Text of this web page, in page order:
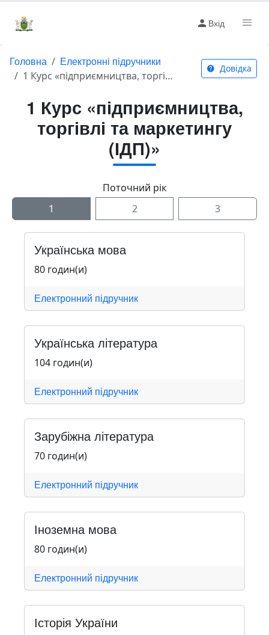
Вхід
Головна Електронні підручники
1 Курс «підприємництва, торгівлі та маркетингу (ІДП)»
Довідка
1 Курс «підприємництва,
торгівлі та маркетингу
(ІДП)»
Поточний рік
1
2 3
Українська мова
80 годин(и)
Електронний підручник
Українська література
104 годин(и)
Електронний підручник
Зарубіжна література
70 годин(и)
Електронний підручник
Іноземна мова
80 годин(и)
Електронний підручник
Історія України